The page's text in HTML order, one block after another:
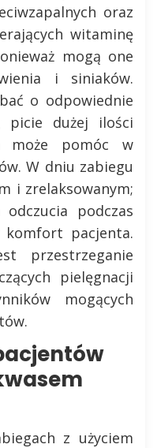
oraz
witaminę
mogą one
i siniaków.
o odpowiednie
picie dużej ilości
może pomóc w
W dniu zabiegu
i zrelaksowanym;
podczas
pacjenta.
przestrzeganie
pielęgnacji
mogących
z użyciem